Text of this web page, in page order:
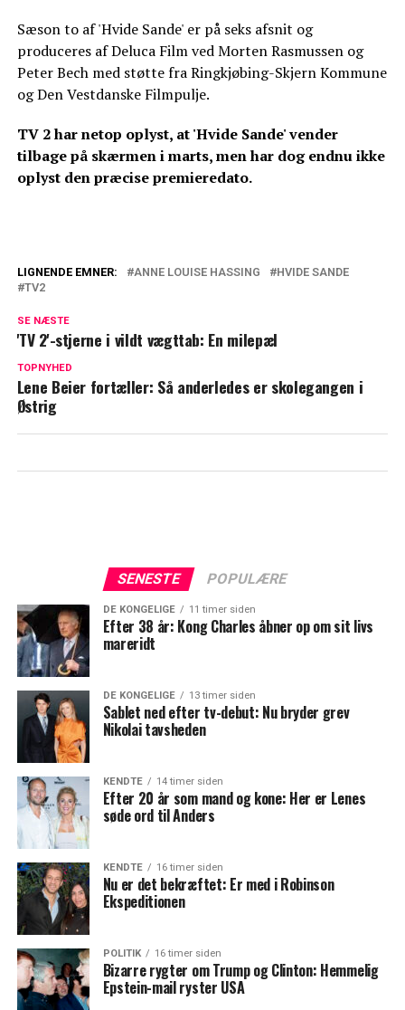
Sæson to af 'Hvide Sande' er på seks afsnit og
produceres af Deluca Film ved Morten Rasmussen og
Peter Bech med støtte fra Ringkjøbing-Skjern Kommune
og Den Vestdanske Filmpulje.
TV 2 har netop oplyst, at 'Hvide Sande' vender
tilbage på skærmen i marts, men har dog endnu ikke
oplyst den præcise premieredato.
Michael Meyerheim og Cecilie Frøkjær
LIGNENDE EMNER: ANNE LOUISE HASSING
HVIDE SANDE
TV2
SE NÆSTE
'TV 2'-stjerne i vildt vægttab: En milepæl
TOPNYHED
Lene Beier fortæller: Så anderledes er skolegangen i
Østrig
SENESTE POPULÆRE
DE KONGELIGE 11 timer siden
Efter 38 år: Kong Charles åbner op om sit livs
mareridt
DE KONGELIGE 13 timer siden
Sablet ned efter tv-debut: Nu bryder grev
Nikolai tavsheden
KENDTE 14 timer siden
Efter 20 år som mand og kone: Her er Lenes
søde ord til Anders
KENDTE 16 timer siden
Nu er det bekræftet: Er med i Robinson
Ekspeditionen
POLITIK 16 timer siden
Bizarre rygter om Trump og Clinton: Hemmelig
Epstein-mail ryster USA